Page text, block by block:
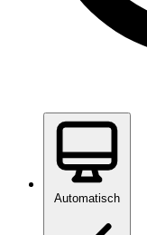
Automatisch